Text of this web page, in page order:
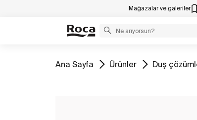
Mağazalar ve galeriler
Tüm
Ana Sayfa Tüm
Ürünler Tüm
Duş